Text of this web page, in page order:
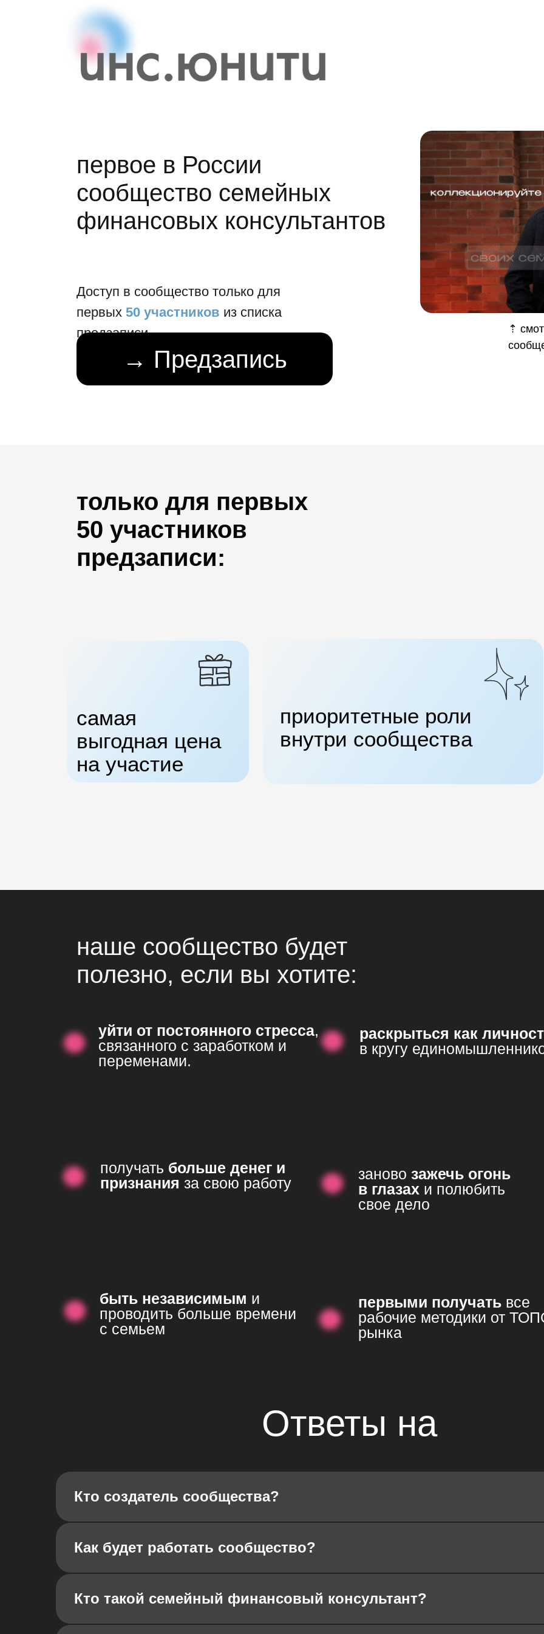
первое в России
сообщество семейных
финансовых консультантов
Доступ в сообщество только для
первых 50 участников из списка
предзаписи
→ Предзапись
⇡
только для первых
50 участников
предзаписи:
приоритетные роли
внутри сообщества
самая
выгодная цена
на участие
наше сообщество будет
полезно, если вы хотите:
уйти от постоянного стресса,
связанного с заработком и
переменами.
получать больше денег и
признания за свою работу
быть независимым и
проводить больше времени
с семьем
раскрыться как
в кругу
заново зажечь огонь
в глазах и полюбить
свое дело
первыми получать все
рабочие методики от
рынка
Ответы на
вопросы
Кто создатель сообщества?
Как будет работать сообщество?
Кто такой семейный финансовый консультант?